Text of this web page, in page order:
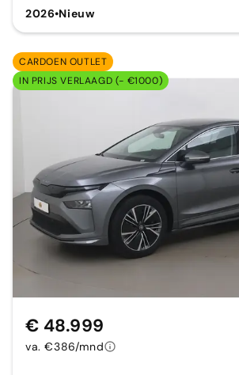
2026•Nieuw
CARDOEN OUTLET
IN PRIJS VERLAAGD (- €1000)
€ 48.999
va. €386/mnd